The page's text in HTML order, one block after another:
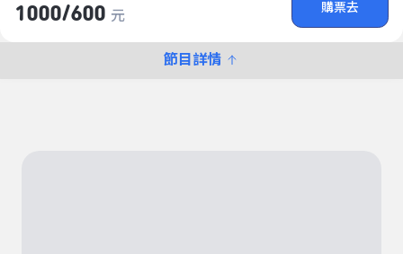
1000/​600 元
購票去
節目詳情